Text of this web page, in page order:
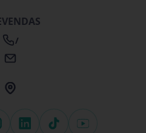
/
linkedintiktokyoutube